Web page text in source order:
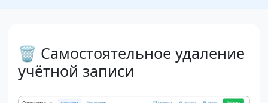
🗑 Самостоятельное удаление
учётной записи